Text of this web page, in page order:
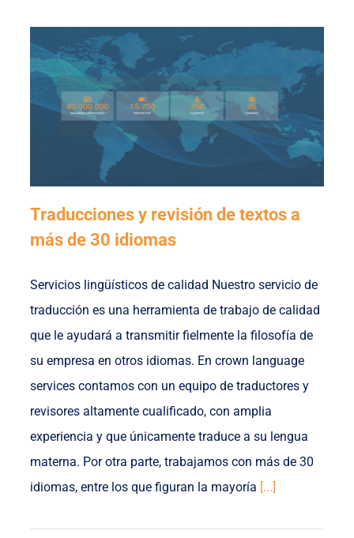
Traducciones y revisión de textos a
más de 30 idiomas
Servicios lingüísticos de calidad Nuestro servicio de
traducción es una herramienta de trabajo de calidad
que le ayudará a transmitir fielmente la filosofía de
su empresa en otros idiomas. En crown language
services contamos con un equipo de traductores y
revisores altamente cualificado, con amplia
experiencia y que únicamente traduce a su lengua
materna. Por otra parte, trabajamos con más de 30
idiomas, entre los que figuran la mayoría [...]